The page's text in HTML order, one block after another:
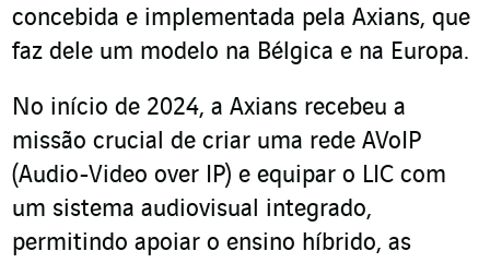
concebida e implementada pela Axians, que
faz dele um modelo na Bélgica e na Europa.
No início de 2024, a Axians recebeu a
missão crucial de criar uma rede AVoIP
(Audio-Video over IP) e equipar o LIC com
um sistema audiovisual integrado,
permitindo apoiar o ensino híbrido, as